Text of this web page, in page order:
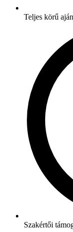
Teljes körű
Szakértői